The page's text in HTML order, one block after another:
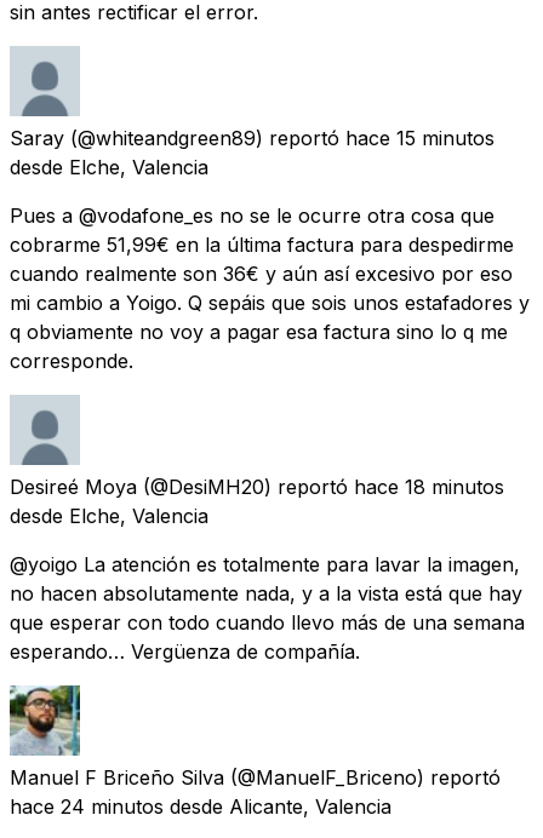
sin antes rectificar el error.
Saray (@whiteandgreen89) reportó hace 15 minutos
desde Elche, Valencia
Pues a @vodafone_es no se le ocurre otra cosa que
cobrarme 51,99€ en la última factura para despedirme
cuando realmente son 36€ y aún así excesivo por eso
mi cambio a Yoigo. Q sepáis que sois unos estafadores y
q obviamente no voy a pagar esa factura sino lo q me
corresponde.
Desireé Moya (@DesiMH20) reportó hace 18 minutos
desde Elche, Valencia
@yoigo La atención es totalmente para lavar la imagen,
no hacen absolutamente nada, y a la vista está que hay
que esperar con todo cuando llevo más de una semana
esperando… Vergüenza de compañía.
Manuel F Briceño Silva (@ManuelF_Briceno) reportó
hace 24 minutos desde Alicante, Valencia